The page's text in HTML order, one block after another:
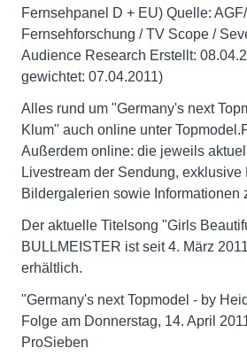
Fernsehpanel D + EU) Quelle:
Fernsehforschung / TV Scope /
Audience Research Erstellt:
gewichtet: 07.04.2011)
Alles rund um "Germany's next
Klum" auch online unter
Außerdem online: die jeweils
Livestream der Sendung,
Bildergalerien sowie Informationen
Der aktuelle Titelsong "Girls
BULLMEISTER ist seit 4. März
erhältlich.
"Germany's next Topmodel - by
Folge am Donnerstag, 14. April
ProSieben